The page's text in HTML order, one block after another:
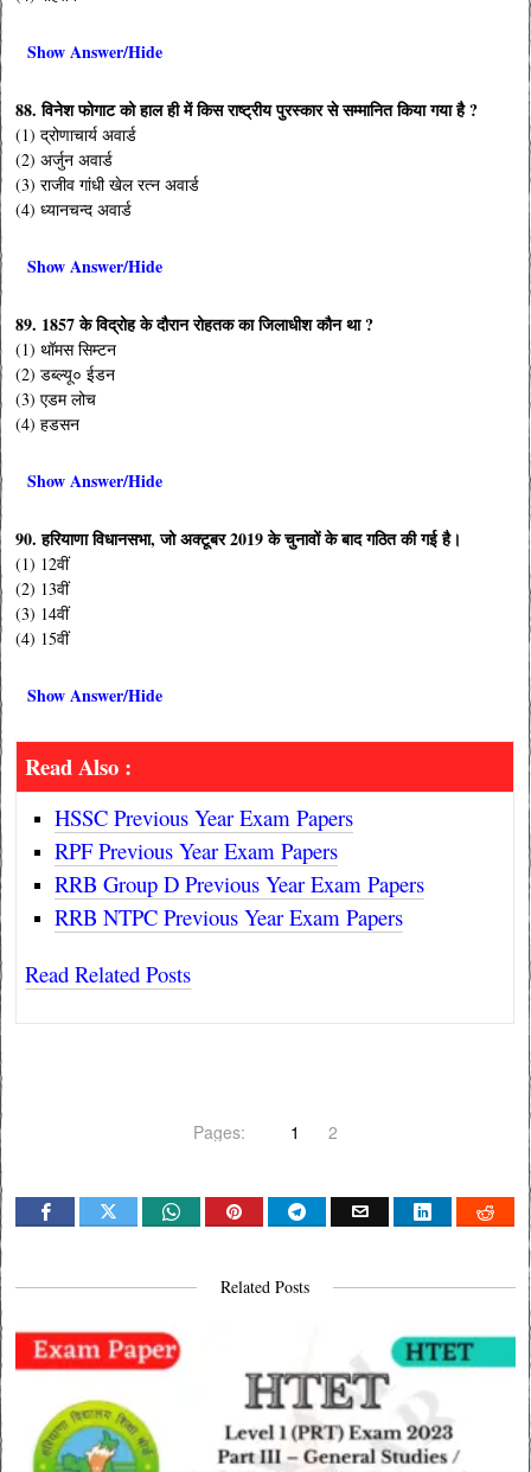
Show Answer/Hide
88. विनेश फोगाट को हाल ही में किस राष्ट्रीय पुरस्कार से सम्मानित किया गया है ?
(1) द्रोणाचार्य अवार्ड
(2) अर्जुन अवार्ड
(3) राजीव गांधी खेल रत्न अवार्ड
(4) ध्यानचन्द अवार्ड
Show Answer/Hide
89. 1857 के विद्रोह के दौरान रोहतक का जिलाधीश कौन था ?
(1) थॉमस सिम्टन
(2) डब्ल्यू० ईडन
(3) एडम लोच
(4) हडसन
Show Answer/Hide
90. हरियाणा विधानसभा, जो अक्टूबर 2019 के चुनावों के बाद गठित की गई है।
(1) 12वीं
(2) 13वीं
(3) 14वीं
(4) 15वीं
Show Answer/Hide
Read Also :
HSSC Previous Year Exam Papers
RPF Previous Year Exam Papers
RRB Group D Previous Year Exam Papers
RRB NTPC Previous Year Exam Papers
Read Related Posts
Pages: 1 2
Related Posts